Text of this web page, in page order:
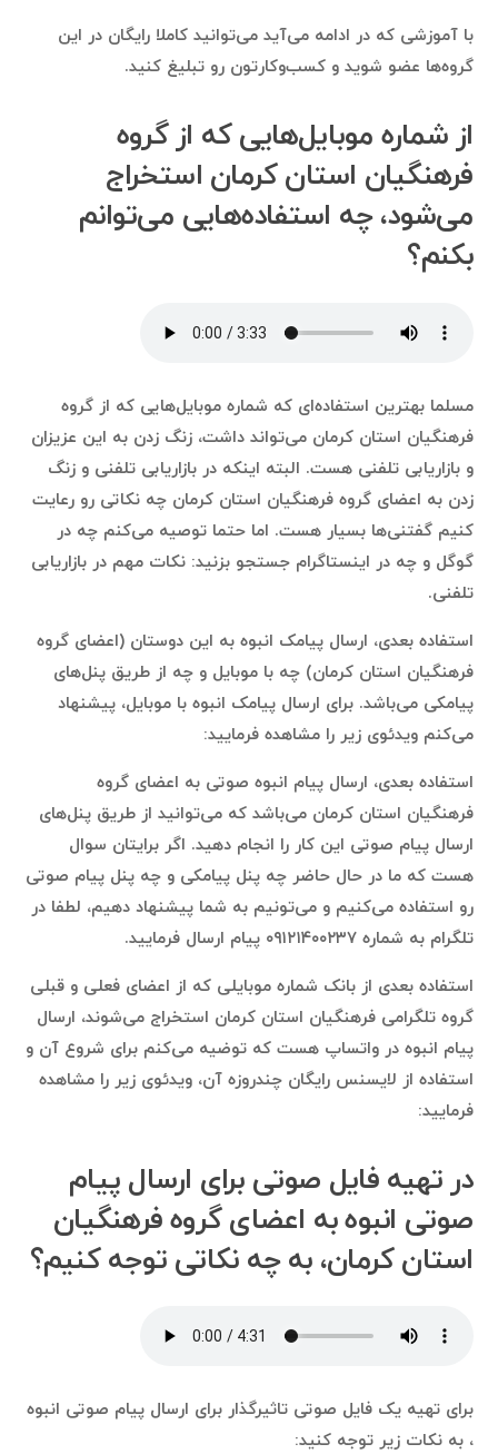
با آموزشی که در ادامه می‌آید می‌توانید کاملا رایگان در این
گروه‌ها عضو شوید و کسب‌وکارتون رو تبلیغ کنید.
از شماره موبایل‌هایی که از گروه
فرهنگیان استان کرمان استخراج
می‌شود، چه استفاده‌هایی می‌توانم
بکنم؟
مسلما بهترین استفاده‌ای که شماره موبایل‌هایی که از گروه
فرهنگیان استان کرمان می‌تواند داشت، زنگ زدن به این عزیزان
و بازاریابی تلفنی هست. البته اینکه در بازاریابی تلفنی و زنگ
زدن به اعضای گروه فرهنگیان استان کرمان چه نکاتی رو رعایت
کنیم گفتنی‌ها بسیار هست. اما حتما توصیه می‌کنم چه در
گوگل و چه در اینستاگرام جستجو بزنید: نکات مهم در بازاریابی
تلفنی.
استفاده بعدی، ارسال پیامک انبوه به این دوستان (اعضای گروه
فرهنگیان استان کرمان) چه با موبایل و چه از طریق پنل‌های
پیامکی می‌باشد. برای ارسال پیامک انبوه با موبایل، پیشنهاد
می‌کنم ویدئوی زیر را مشاهده فرمایید:
استفاده بعدی، ارسال پیام انبوه صوتی به اعضای گروه
فرهنگیان استان کرمان می‌باشد که می‌توانید از طریق پنل‌های
ارسال پیام صوتی این کار را انجام دهید. اگر برایتان سوال
هست که ما در حال حاضر چه پنل پیامکی و چه پنل پیام صوتی
رو استفاده می‌کنیم و می‌تونیم به شما پیشنهاد دهیم، لطفا در
تلگرام به شماره ۰۹۱۲۱۴۰۰۲۳۷ پیام ارسال فرمایید.
استفاده بعدی از بانک شماره موبایلی که از اعضای فعلی و قبلی
گروه تلگرامی فرهنگیان استان کرمان استخراج می‌شوند، ارسال
پیام انبوه در واتساپ هست که توضیه می‌کنم برای شروع آن و
استفاده از لایسنس رایگان چندروزه آن، ویدئوی زیر را مشاهده
فرمایید:
در تهیه فایل صوتی برای ارسال پیام
صوتی انبوه به اعضای گروه فرهنگیان
استان کرمان، به چه نکاتی توجه کنیم؟
برای تهیه یک فایل صوتی تاثیرگذار برای ارسال پیام صوتی انبوه
، به نکات زیر توجه کنید: